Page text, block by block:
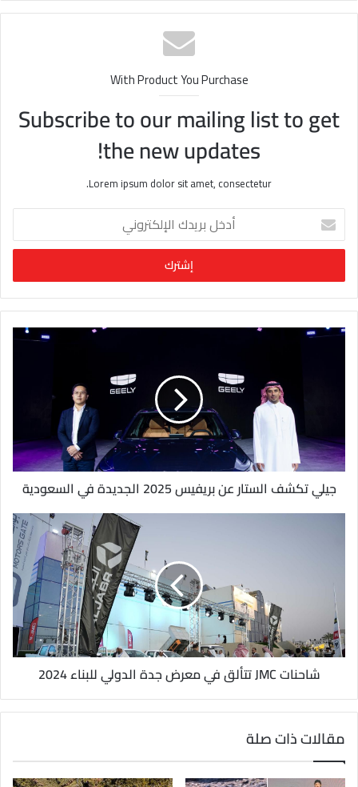
الوي
ب
With Product You Purchase
Subscribe to our mailing list to get
the new updates!
Lorem ipsum dolor sit amet, consectetur.
خ
ب
ر
ي
د
ك
ت
ر
ي
جيلي تكشف الستار عن بريفيس 2025 الجديدة في السعودية
شاحنات JMC تتألق في معرض جدة الدولي للبناء 2024
مقالات ذات صلة